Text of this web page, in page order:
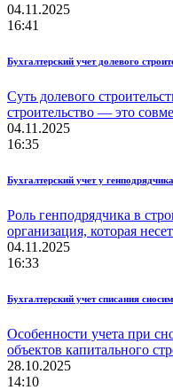
04.11.2025
16:41
Бухгалтерский учет долевого
Суть долевого
строительство — это
04.11.2025
16:35
Бухгалтерский учет у
Роль генподрядчика в
организация, которая
04.11.2025
16:33
Бухгалтерский учет списания
Особенности учета при
объектов капитального
28.10.2025
14:10